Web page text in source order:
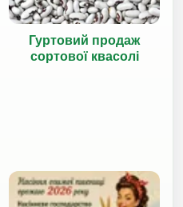
Гуртовий продаж
сортової квасолі